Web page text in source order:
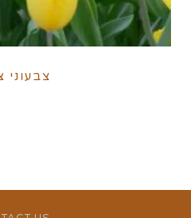
צבעוני